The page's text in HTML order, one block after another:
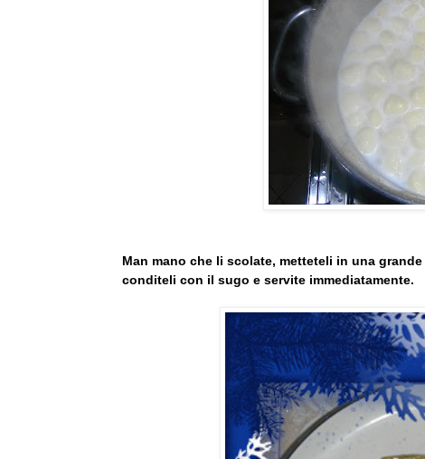
Man mano che li scolate, metteteli in una
conditeli con il sugo e servite immediatamente.